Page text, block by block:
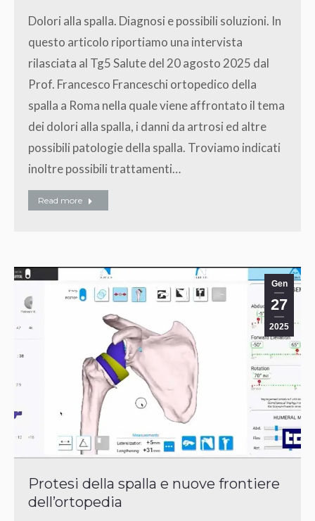
Dolori alla spalla. Diagnosi e possibili soluzioni. In
questo articolo riportiamo una intervista
rilasciata al Tg5 Salute del 20 agosto 2025 dal
Prof. Francesco Franceschi ortopedico della
spalla a Roma nella quale viene affrontato il tema
dei dolori alla spalla, i danni da artrosi ed altre
possibili patologie della spalla. Troviamo indicati
inoltre possibili trattamenti…
Read more
Gen
27
2025
Protesi della spalla e nuove frontiere
dell’ortopedia